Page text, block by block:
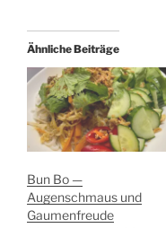
Ähnliche Beiträge
Bun Bo —
Augenschmaus und
Gaumenfreude